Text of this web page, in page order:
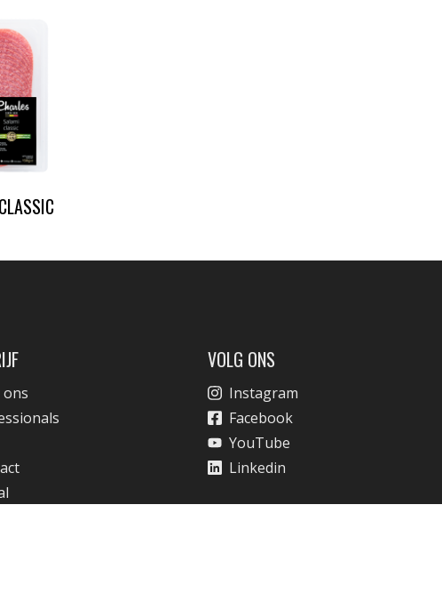
ons
VOLG ONS
Instagram
Facebook
YouTube
Linkedin